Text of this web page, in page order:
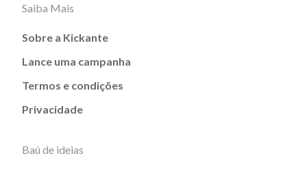
Saiba Mais
Sobre a Kickante
Lance uma campanha
Termos e condições
Privacidade
Baú de ideias